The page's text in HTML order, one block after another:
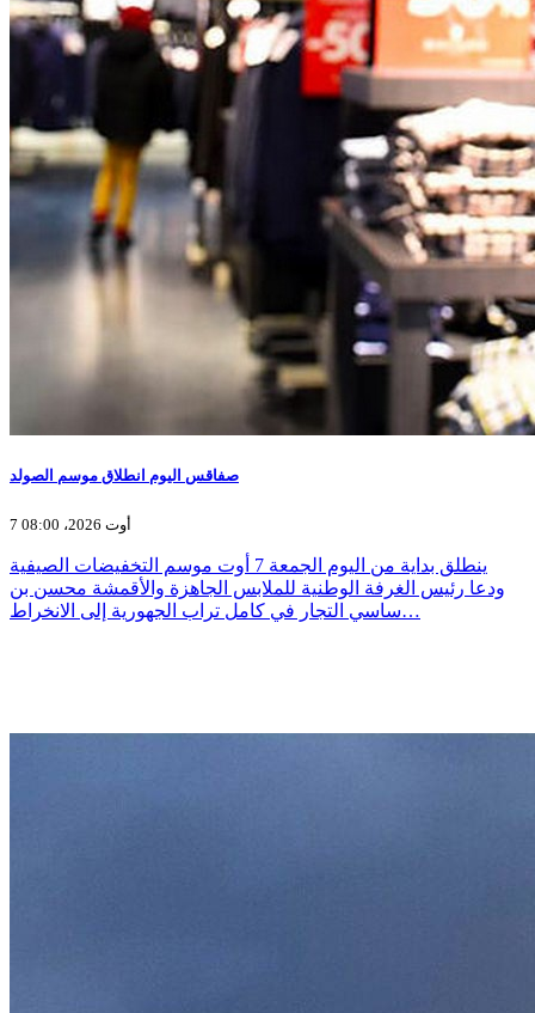
صفاقس اليوم انطلاق موسم الصولد
7 أوت 2026، 08:00
ينطلق بداية من اليوم الجمعة 7 أوت موسم التخفيضات الصيفية
ودعا رئيس الغرفة الوطنية للملابس الجاهزة والأقمشة محسن بن
ساسي التجار في كامل تراب الجهورية إلى الانخراط…